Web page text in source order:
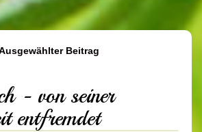
Beitrag
- von seiner
entfremdet